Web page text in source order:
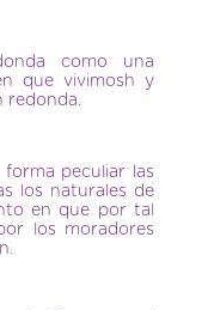
como una
que vivimosh y
redonda.
forma peculiar las
los naturales de
en que por tal
los moradores